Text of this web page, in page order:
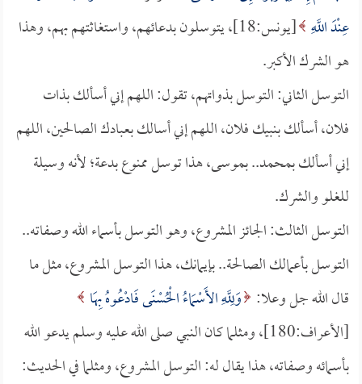
عِنْدَ اللَّهِ
[يونس:18]، يتوسلون بدعائهم، واستغاثتهم بهم، وهذا
هو الشرك الأكبر.
التوسل الثاني: التوسل بذواتهم، تقول: اللهم إني أسألك بذات
فلان، أسألك بنبيك فلان، اللهم إني أسالك بعبادك الصالحين، اللهم
إني أسألك بمحمد.. بموسى، هذا توسل ممنوع بدعة؛ لأنه وسيلة
للغلو والشرك.
التوسل الثالث: الجائز المشروع، وهو التوسل بأسماء الله وصفاته..
التوسل بأعمالك الصالحة.. بإيمانك، هذا التوسل المشروع، مثل ما
قال الله جل وعلا: وَلِلَّهِ الأَسْمَاءُ الْحُسْنَى فَادْعُوهُ بِهَا
[الأعراف:180]، ومثلما كان النبي صلى الله عليه وسلم يدعو الله
بأسمائه وصفاته، هذا يقال له: التوسل المشروع، ومثلما في الحديث: